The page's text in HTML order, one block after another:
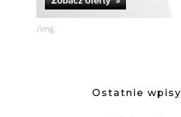
/img
Ostatnie wpisy